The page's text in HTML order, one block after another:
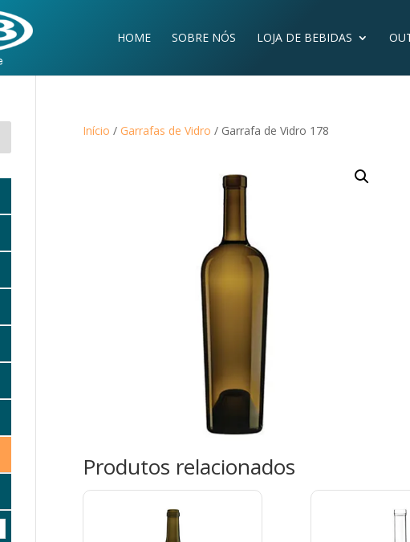
HOME SOBRE NÓS LOJA DE BEBIDAS
Início / Garrafas de Vidro / Garrafa de Vidro 178
Produtos relacionados